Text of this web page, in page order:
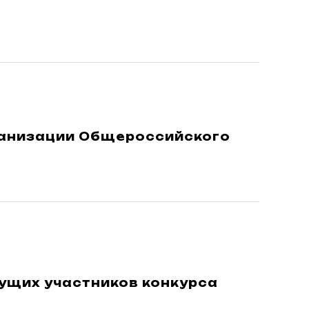
Общероссийского
участников конкурса